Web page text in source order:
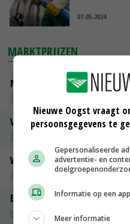
07-05-2024
MARKTPRIJZEN
Magere melkpoeder
Zuivel weekprijzen
Volle melkpoeder
Zuivel weekprijzen
Weipoeder
Zuivel weekprijzen
Boeren Gouda 12 kg
Boerenkaas
Nieuwe Oogst vraagt
persoonsgegevens te
Gepersonaliseerde
advertentie- en
Informatie op een
Meer informatie